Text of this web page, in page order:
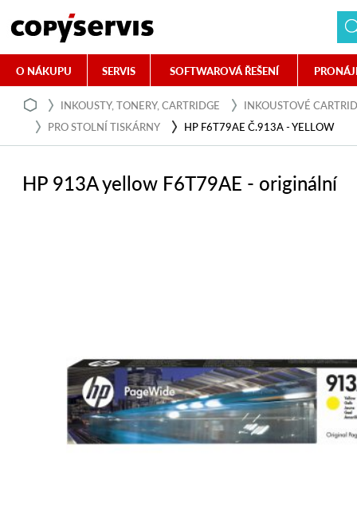
O NÁKUPU SERVIS SOFTWAROVÁ ŘEŠENÍ
INKOUSTY, TONERY, CARTRIDGE
INKOUSTOVÉ
PRO STOLNÍ TISKÁRNY
HP F6T79AE Č.913A - YELLOW
HP 913A yellow F6T79AE - originální